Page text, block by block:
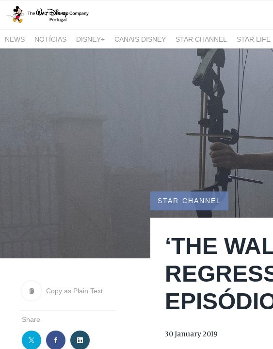
NEWS NOTÍCIAS DISNEY+ CANAIS DISNEY STAR CHANNEL STAR LIFE
NATIONAL GEOGRAPHIC AND NATIONAL GEOGRAPHIC WILD
Copy as Plain Text
Share
STAR CHANNEL
‘THE
30 January 2019